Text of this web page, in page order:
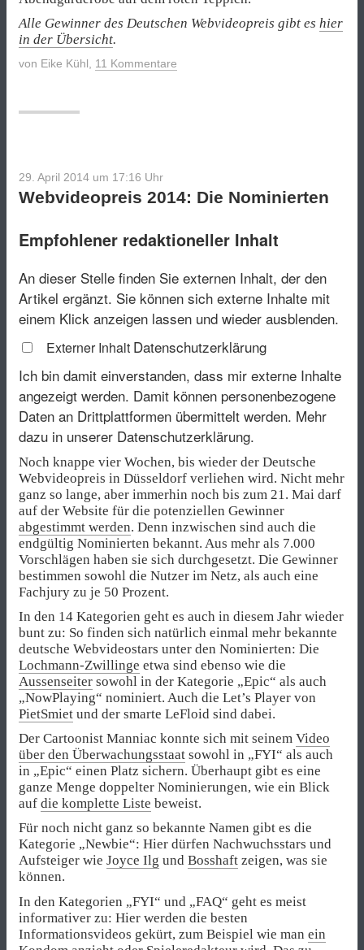
Alle Gewinner des Deutschen Webvideopreis gibt es hier
in der Übersicht.
von Eike Kühl 11 Kommentare
29. April 2014 um 17:16 Uhr
Webvideopreis 2014: Die Nominierten
Empfohlener redaktioneller Inhalt
An dieser Stelle finden Sie externen Inhalt, der den
Artikel ergänzt. Sie können sich externe Inhalte mit
einem Klick anzeigen lassen und wieder ausblenden.
Externer Inhalt Datenschutzerklärung
Ich bin damit einverstanden, dass mir externe Inhalte
angezeigt werden. Damit können personenbezogene
Daten an Drittplattformen übermittelt werden. Mehr
dazu in unserer Datenschutzerklärung.
Noch knappe vier Wochen, bis wieder der Deutsche
Webvideopreis in Düsseldorf verliehen wird. Nicht mehr
ganz so lange, aber immerhin noch bis zum 21. Mai darf
auf der Website für die potenziellen Gewinner
abgestimmt werden. Denn inzwischen sind auch die
endgültig Nominierten bekannt. Aus mehr als 7.000
Vorschlägen haben sie sich durchgesetzt. Die Gewinner
bestimmen sowohl die Nutzer im Netz, als auch eine
Fachjury zu je 50 Prozent.
In den 14 Kategorien geht es auch in diesem Jahr wieder
bunt zu: So finden sich natürlich einmal mehr bekannte
deutsche Webvideostars unter den Nominierten: Die
Lochmann-Zwillinge etwa sind ebenso wie die
Aussenseiter sowohl in der Kategorie „Epic“ als auch
„NowPlaying“ nominiert. Auch die Let’s Player von
PietSmiet und der smarte LeFloid sind dabei.
Der Cartoonist Manniac konnte sich mit seinem Video
über den Überwachungsstaat sowohl in „FYI“ als auch
in „Epic“ einen Platz sichern. Überhaupt gibt es eine
ganze Menge doppelter Nominierungen, wie ein Blick
auf die komplette Liste beweist.
Für noch nicht ganz so bekannte Namen gibt es die
Kategorie „Newbie“: Hier dürfen Nachwuchsstars und
Aufsteiger wie Joyce Ilg und Bosshaft zeigen, was sie
können.
In den Kategorien „FYI“ und „FAQ“ geht es meist
informativer zu: Hier werden die besten
Informationsvideos gekürt, zum Beispiel wie man ein